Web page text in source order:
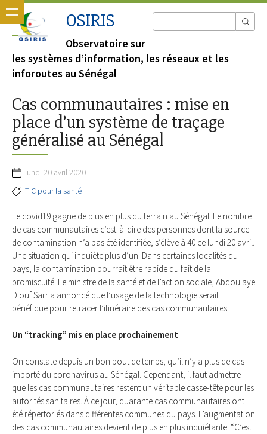
OSIRIS
Observatoire sur
les systèmes d’information, les réseaux et les
inforoutes au Sénégal
Cas communautaires : mise en
place d’un système de traçage
généralisé au Sénégal
lundi 20 avril 2020
TIC pour la santé
Le covid19 gagne de plus en plus du terrain au Sénégal. Le nombre
de cas communautaires c’est-à-dire des personnes dont la source
de contamination n’a pas été identifiée, s’élève à 40 ce lundi 20 avril.
Une situation qui inquiète plus d’un. Dans certaines localités du
pays, la contamination pourrait être rapide du fait de la
promiscuité. Le ministre de la santé et de l’action sociale, Abdoulaye
Diouf Sarr a annoncé que l’usage de la technologie serait
bénéfique pour retracer l’itinéraire des cas communautaires.
Un “tracking” mis en place prochainement
On constate depuis un bon bout de temps, qu’il n’y a plus de cas
importé du coronavirus au Sénégal. Cependant, il faut admettre
que les cas communautaires restent un véritable casse-tête pour les
autorités sanitaires. À ce jour, quarante cas communautaires ont
été répertoriés dans différentes communes du pays. L’augmentation
des cas communautaires devient de plus en plus inquiétante. “C’est